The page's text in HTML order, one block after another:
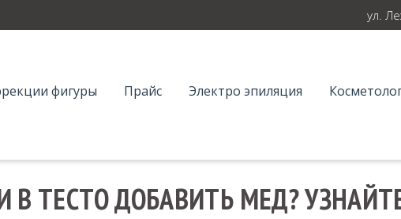
ул.
фигуры Прайс Электро эпиляция
В ТЕСТО ДОБАВИТЬ МЕД?